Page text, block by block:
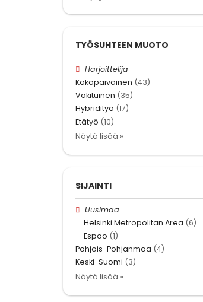
TYÖSUHTEEN MUOTO
Harjoittelija
Kokopäiväinen (43)
Vakituinen (35)
Hybridityö (17)
Etätyö (10)
Näytä lisää »
SIJAINTI
Uusimaa
Helsinki Metropolitan Area (6)
Espoo (1)
Pohjois-Pohjanmaa (4)
Keski-Suomi (3)
Näytä lisää »